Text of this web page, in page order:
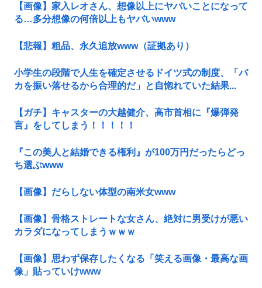
【画像】家入レオさん、想像以上にヤバいことになって
る…多分想像の何倍以上もヤバいwww
【悲報】粗品、永久追放www（証拠あり）
小学生の段階で人生を確定させるドイツ式の制度、「バ
カを振い落せるから合理的だ」と自惚れていた結果...
【ガチ】キャスターの大越健介、高市首相に『爆弾発
言』をしてしまう！！！！！
『この美人と結婚できる権利』が100万円だったらどっ
ち選ぶwww
【画像】だらしない体型の南米女www
【画像】骨格ストレートな女さん、絶対に男受けが悪い
カラダになってしまうｗｗｗ
【画像】思わず保存したくなる「笑える画像・最高な画
像」貼っていけwww